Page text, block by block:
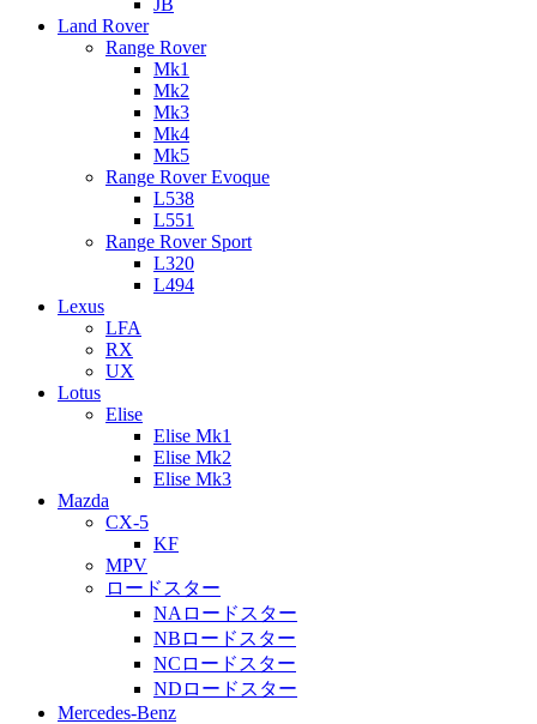
JB
Land Rover
Range Rover
Mk1
Mk2
Mk3
Mk4
Mk5
Range Rover Evoque
L538
L551
Range Rover Sport
L320
L494
Lexus
LFA
RX
UX
Lotus
Elise
Elise Mk1
Elise Mk2
Elise Mk3
Mazda
CX-5
KF
MPV
ロードスター
NAロードスター
NBロードスター
NCロードスター
NDロードスター
Mercedes-Benz